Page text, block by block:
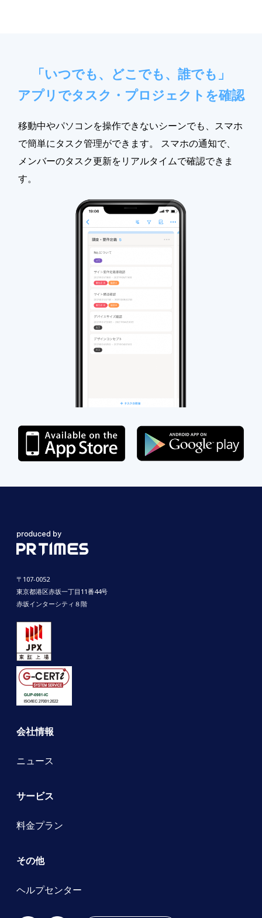
「いつでも、どこでも、誰でも」
アプリでタスク・プロジェクトを確認
移動中やパソコンを操作できないシーンでも、スマホ
で簡単にタスク管理ができます。 スマホの通知で、
メンバーのタスク更新をリアルタイムで確認できま
す。
〒107-0052
東京都港区赤坂一丁目11番44号
赤坂インターシティ８階
会社情報
ニュース
サービス
料金プラン
その他
ヘルプセンター